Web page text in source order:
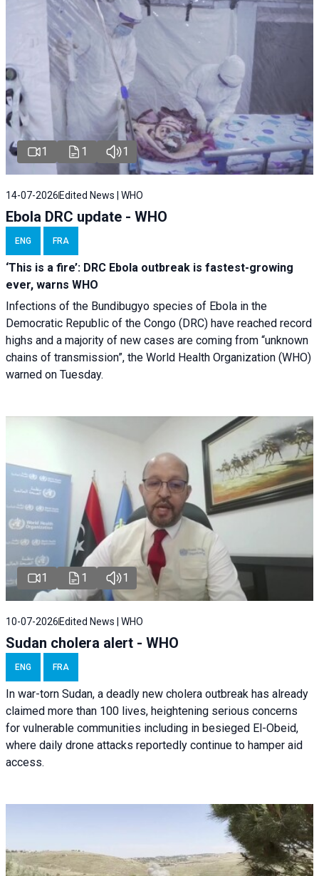
1 1 1
14-07-2026 Edited News | WHO
Ebola DRC update - WHO
ENG FRA
‘This is a fire’: DRC Ebola outbreak is fastest-growing
ever, warns WHO
Infections of the Bundibugyo species of Ebola in the
Democratic Republic of the Congo (DRC) have reached record
highs and a majority of new cases are coming from “unknown
chains of transmission”, the World Health Organization (WHO)
warned on Tuesday.
1 1 1
10-07-2026 Edited News | WHO
Sudan cholera alert - WHO
ENG FRA
In war-torn Sudan, a deadly new cholera outbreak has already
claimed more than 100 lives, heightening serious concerns
for vulnerable communities including in besieged El-Obeid,
where daily drone attacks reportedly continue to hamper aid
access.